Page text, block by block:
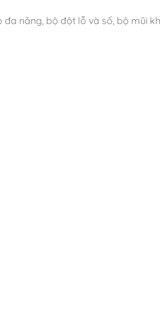
năng, bộ đột lỗ và số, bộ mũi